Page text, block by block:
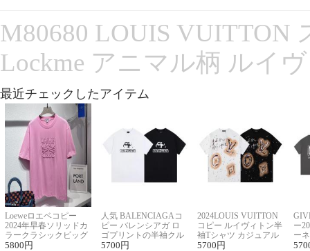
M80680 LOUIS VUITTON
Lockme アニマル柄 ルイ
最近チェックしたアイテム
Loeweロエベコピー
2024年早春ソリッドカ
ラークラシックビッグ
ロゴ刺繍Tシャツ
5800 円
人気 BALENCIAGAコ
ピー バレンシアガ ロ
ゴプリントの半袖クル
ーネックTシャツ
5700 円
2024LOUIS VUITTON
コピー ルイヴィトン半
袖Tシャツ カジュアル
に馴染む 2色展開
5700 円
ー
ー
ー